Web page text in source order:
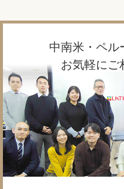
中南米・ペル
お気軽にご